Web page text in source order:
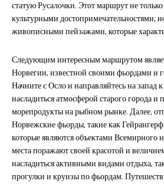
статую Русалочки. Этот маршрут не
культурными достопримечательностями,
живописными пейзажами, которые
Следующим интересным маршрутом
Норвегии, известной своими фьордами и
Начните с Осло и направляйтесь на запад
насладиться атмосферой старого города и
морепродукты на рыбном рынке. Далее,
Норвежские фьорды, такие как
которые являются объектами
места поражают своей красотой и
насладиться активными видами отдыха,
прогулки и круизы по фьордам.